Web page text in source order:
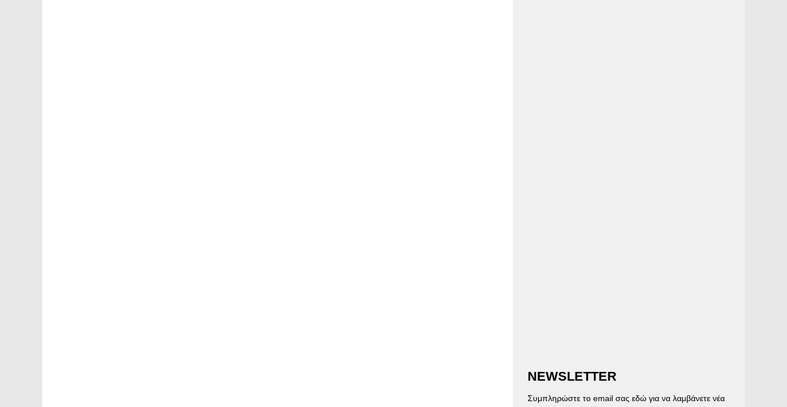
NEWSLETTER
Συμπληρώστε το email σας εδώ για να λαμβάνετε νέα